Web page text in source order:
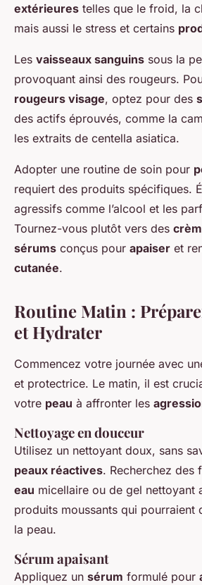
extérieures telles que le froid, la
mais aussi le stress et certains
Les vaisseaux sanguins sous la
provoquant ainsi des rougeurs.
rougeurs visage, optez pour des
des actifs éprouvés, comme la
les extraits de centella asiatica.
Adopter une routine de soin pour
requiert des produits spécifiques.
agressifs comme l’alcool et les
Tournez-vous plutôt vers des
sérums conçus pour apaiser et
cutanée.
Routine Matin :
et Hydrater
Commencez votre journée avec
et protectrice. Le matin, il est
votre peau à affronter les
Nettoyage en douceur
Utilisez un nettoyant doux, sans
peaux réactives. Recherchez des
eau micellaire ou de gel nettoyant
produits moussants qui pourraient
la peau.
Sérum apaisant
Appliquez un sérum formulé pour